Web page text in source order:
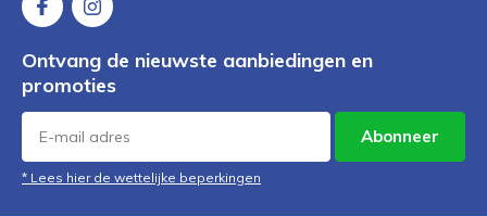
Ontvang de nieuwste aanbiedingen en
promoties
Abonneer
* Lees hier de wettelijke beperkingen